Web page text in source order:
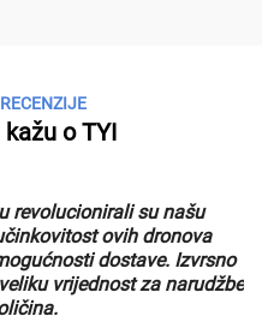
o TYI
revolucionirali su našu
ovih dronova
dostave. Izvrsno
vrijednost za narudžbe